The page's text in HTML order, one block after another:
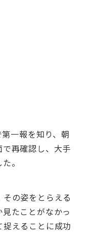
一報を知り、朝
再確認し、大手
。
の姿をとらえる
たことがなかっ
えることに成功